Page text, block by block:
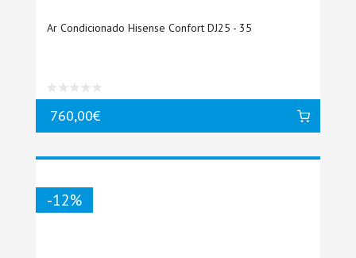
Ar Condicionado Hisense Confort DJ25 - 35
760,00€
-12%